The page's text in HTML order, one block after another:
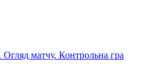
матчу. Контрольна гра